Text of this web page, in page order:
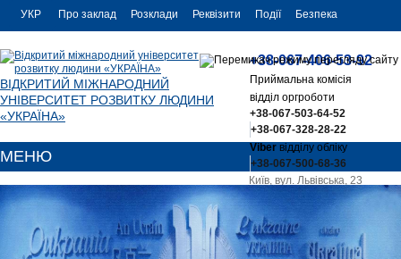
УКР
ENG
Про заклад Розклади Реквізити Події Безпека
ВІДКРИТИЙ МІЖНАРОДНИЙ
УНІВЕРСИТЕТ РОЗВИТКУ ЛЮДИНИ
«УКРАЇНА»
+38-067-406-53-92
Приймальна комісія
відділ оргроботи
+38-067-503-64-52
+38-067-328-28-22
Viberвідділу обліку
+38-067-500-68-36
Київ, вул. Львівська, 23
МЕНЮ